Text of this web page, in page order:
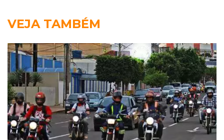
VEJA TAMBÉM